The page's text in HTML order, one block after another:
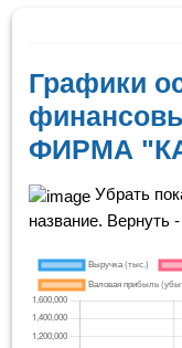
Графики
ФИРМА
Убрать
название. Вернуть